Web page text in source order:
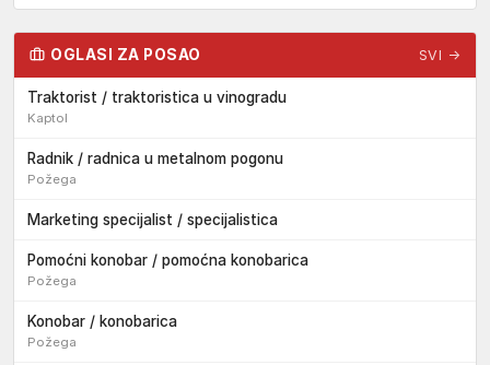
OGLASI ZA POSAO SVI →
Traktorist / traktoristica u vinogradu
Kaptol
Radnik / radnica u metalnom pogonu
Požega
Marketing specijalist / specijalistica
Pomoćni konobar / pomoćna konobarica
Požega
Konobar / konobarica
Požega